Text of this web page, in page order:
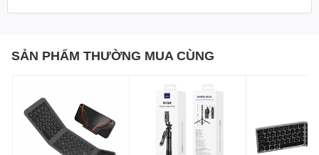
SẢN PHẨM THƯỜNG MUA CÙNG